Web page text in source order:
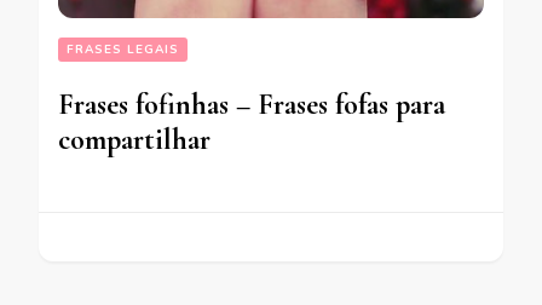
FRASES LEGAIS
Frases fofinhas – Frases fofas para
compartilhar